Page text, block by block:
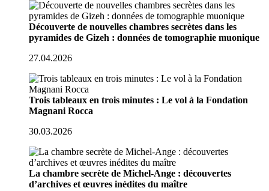
Découverte de nouvelles chambres secrètes dans les
pyramides de Gizeh : données de tomographie muonique
27.04.2026
Trois tableaux en trois minutes : Le vol à la Fondation
Magnani Rocca
30.03.2026
La chambre secrète de Michel-Ange : découvertes
d’archives et œuvres inédites du maître